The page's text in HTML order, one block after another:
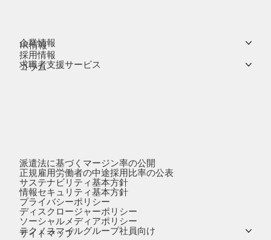
企業情報
IR情報
採用情報
求職者支援サービス
コラム
派遣法に基づくマージン率の公開
正規雇用労働者の中途採用比率の公表
サステナビリティ基本方針
情報セキュリティ基本方針
プライバシーポリシー
ディスクロージャーポリシー
ソーシャルメディアポリシー
テクノスマイルグループ社員向け
サイトマップ